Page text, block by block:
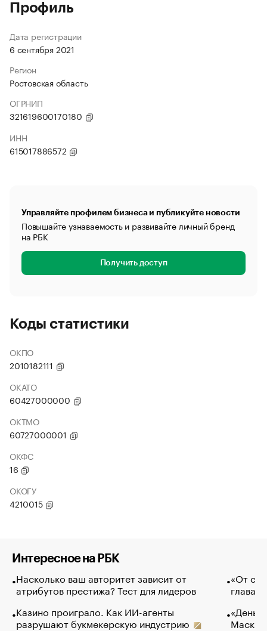
Профиль
Дата регистрации
6 сентября 2021
Регион
Ростовская область
ОГРНИП
321619600170180
ИНН
615017886572
Управляйте профилем бизнеса и публикуйте новости
Повышайте узнаваемость и развивайте личный бренд
на РБК
Получить доступ
Коды статистики
ОКПО
2010182111
ОКАТО
60427000000
ОКТМО
60727000001
ОКФС
16
ОКОГУ
4210015
Интересное на РБК
Насколько ваш авторитет зависит от
атрибутов престижа? Тест для лидеров
Казино проиграло. Как ИИ-агенты
разрушают букмекерскую индустрию
«От
глава
Маск в